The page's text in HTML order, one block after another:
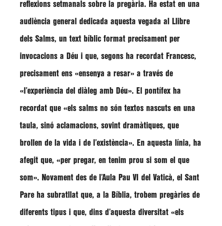
reflexions setmanals sobre la pregària. Ha estat en una
audiència general dedicada aquesta vegada al Llibre
dels Salms, un text bíblic format precisament per
invocacions a Déu i que, segons ha recordat Francesc,
precisament ens «ensenya a resar» a través de
«l’experiència del diàleg amb Déu». El pontífex ha
recordat que «els salms no són textos nascuts en una
taula, sinó aclamacions, sovint dramàtiques, que
brollen de la vida i de l’existència». En aquesta línia, ha
afegit que, «per pregar, en tenim prou si som el que
som». Novament des de l’Aula Pau VI del Vaticà, el Sant
Pare ha subratllat que, a la Bíblia, trobem pregàries de
diferents tipus i que, dins d’aquesta diversitat «els